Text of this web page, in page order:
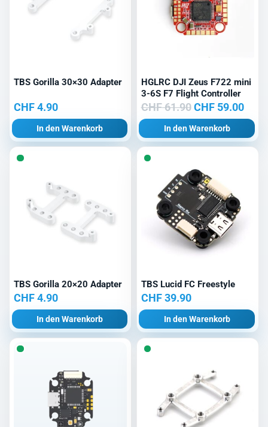
TBS Gorilla 30×30 Adapter
CHF4.90
In den Warenkorb
HGLRC DJI Zeus F722 mini
3-6S F7 Flight Controller
CHF61.90 Ursprünglicher
Preis
war:
CHF59.00
ist:
In den Warenkorb
TBS Gorilla 20×20 Adapter
CHF4.90
In den Warenkorb
TBS Lucid FC Freestyle
CHF39.90
In den Warenkorb